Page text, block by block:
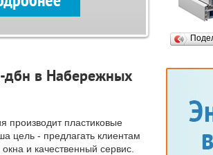
дбн в Набережных
производит пластиковые
цель - предлагать клиентам
и качественный сервис.